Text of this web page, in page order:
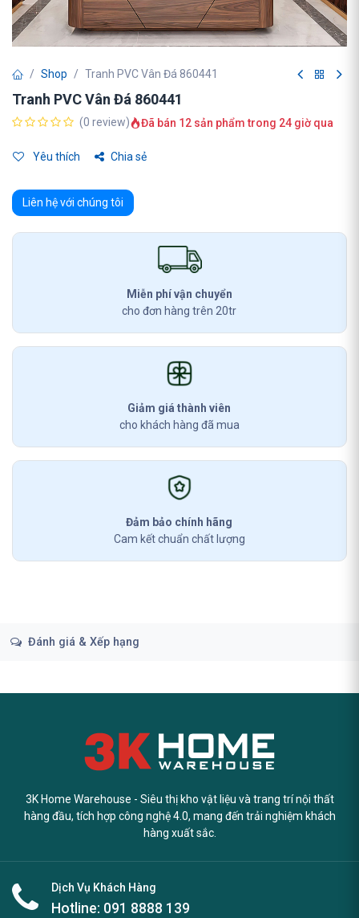
Shop Tranh PVC Vân Đá 860441
Tranh PVC Vân Đá 860441
(0 review) Đã bán 12 sản phẩm trong 24 giờ qua
Yêu thích Chia sẻ
Liên hệ với chúng tôi
Miễn phí vận chuyển
cho đơn hàng trên 20tr
Giảm giá thành viên
cho khách hàng đã mua
Đảm bảo chính hãng
Cam kết chuẩn chất lượng
Đánh giá & Xếp hạng
3K Home Warehouse - Siêu thị kho vật liệu và trang trí nội thất
hàng đầu, tích hợp công nghệ 4.0, mang đến trải nghiệm khách
hàng xuất sắc.
Dịch Vụ Khách Hàng
Hotline: 091 8888 139